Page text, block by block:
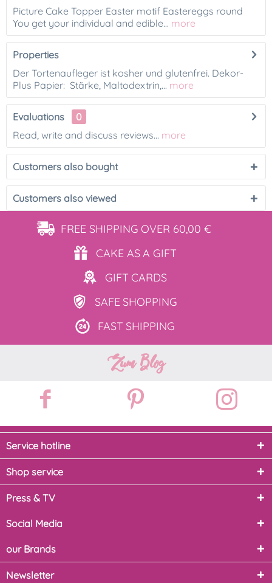
Picture Cake Topper Easter motif Eastereggs round
You get your individual and edible... more
Properties
Der Tortenaufleger ist kosher und glutenfrei. Dekor-
Plus Papier: Stärke, Maltodextrin,... more
Evaluations
0
Read, write and discuss reviews... more
Customers also bought
Customers also viewed
FREE SHIPPING OVER 60,00 €
CAKE ASA GIFT
GIFT CARDS
SAFE SHOPPING
FAST SHIPPING
Zum Blog
Service hotline
Shop service
Press & TV
Social Media
our Brands
Newsletter